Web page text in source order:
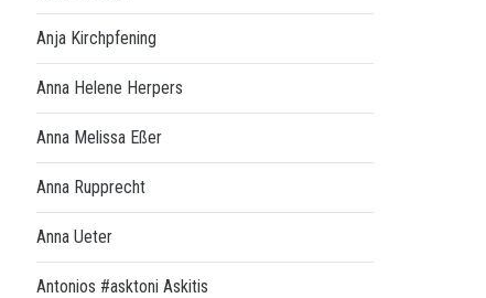
Anja Kirchpfening
Anna Helene Herpers
Anna Melissa Eßer
Anna Rupprecht
Anna Ueter
Antonios #asktoni Askitis